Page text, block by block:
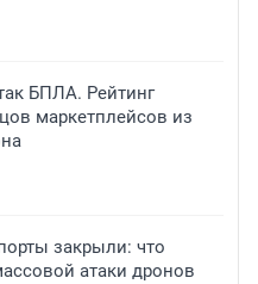
БПЛА. Рейтинг
маркетплейсов из
закрыли: что
атаки дронов